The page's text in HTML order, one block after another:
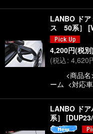
LANBO ドア
ス 50系］
[
4,200円(税別)
(税込: 4,620
<商品名>
ーム <対応
LANBO ドア
系］
[